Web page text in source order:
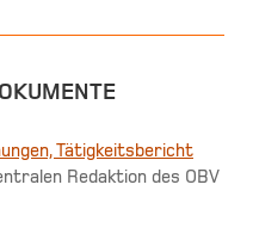
Tätigkeitsbericht
Redaktion des OBV